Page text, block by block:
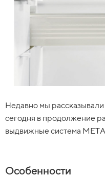
Недавно мы
сегодня в продолжение
выдвижные система
Особенности